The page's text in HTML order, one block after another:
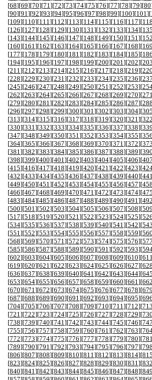
[68][69][70][71 ][72][73][74][75][76][77][78][79][80
[90][91 ][92][93][94][95][96][97][98][99][100][101 ][
[109][110][111 ][112][113][114][115][116][117][118
[126][127][128][129][130][131 ][132][133][134][135
[143][144][145][146][147][148][149][150][151 ][152
[160][161 ][162][163][164][165][166][167][168][169
[177][178][179][180][181 ][182][183][184][185][186
[194][195][196][197][198][199][200][201 ][202][203
[211 ][212][213][214][215][216][217][218][219][220
[228][229][230][231 ][232][233][234][235][236][237
[245][246][247][248][249][250][251 ][252][253][
[262][263][264][265][266][267][268][269][270][271
[279][280][281 ][282][283][284][285][286][287][288
[296][297][298][299][300][301 ][302][303][304][305
[313][314][315][316][317][318][319][320][321 ][322
[330][331 ][332][333][334][335][336][337][338][339
[347][348][349][350][351 ][352][353][354][355][356
[364][365][366][367][368][369][370][371 ][372][373
[381 ][382][383][384][385][386][387][388][389][390
[398][399][400][401 ][402][403][404][405][406][407
[415][416][417][418][419][420][421 ][422][423][
[432][433][434][435][436][437][438][439][440][441
[449][450][451 ][452][453][454][455][456][457][458
[466][467][468][469][470][471 ][472][473][474][475
[483][484][485][486][487][488][489][490][491 ][492
[500][501 ][502][503][504][505][506][507][508][509
[517][518][519][520][521 ][522][523][524][525][526
[534][535][536][537][538][539][540][541 ][542][543
[551 ][552][553][554][555][556][557][558][559][560
[568][569][570][571 ][572][573][574][575][576][577
[585][586][587][588][589][590][591 ][592][593][
[602][603][604][605][606][607][608][609][610][611
[619][620][621 ][622][623][624][625][626][627][628
[636][637][638][639][640][641 ][642][643][644][645
[653][654][655][656][657][658][659][660][661 ][662
[670][671 ][672][673][674][675][676][677][678][679
[687][688][689][690][691 ][692][693][694][695][696
[704][705][706][707][708][709][710][711 ][712][713
[721 ][722][723][724][725][726][727][728][729][730
[738][739][740][741 ][742][743][744][745][746][747
[755][756][757][758][759][760][761 ][762][763][
[772][773][774][775][776][777][778][779][780][781
[789][790][791 ][792][793][794][795][796][797][798
[806][807][808][809][810][811 ][812][813][814][815
[823][824][825][826][827][828][829][830][831 ][832
[840][841 ][842][843][844][845][846][847][848][849